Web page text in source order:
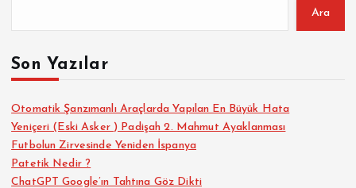
Ara
Son Yazılar
Otomatik Şanzımanlı Araçlarda Yapılan En Büyük Hata
Yeniçeri (Eski Asker ) Padişah 2. Mahmut Ayaklanması
Futbolun Zirvesinde Yeniden İspanya
Patetik Nedir ?
ChatGPT Google’ın Tahtına Göz Dikti